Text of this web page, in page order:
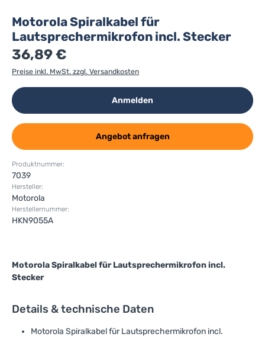
Motorola Spiralkabel für
Lautsprechermikrofon incl. Stecker
36,89 €
Preise inkl. MwSt. zzgl. Versandkosten
Anmelden
Angebot anfragen
Produktnummer:
7039
Hersteller:
Motorola
Herstellernummer:
HKN9055A
Motorola Spiralkabel für Lautsprechermikrofon incl.
Stecker
Details & technische Daten
Motorola Spiralkabel für Lautsprechermikrofon incl.